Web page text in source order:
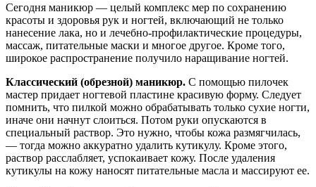
Сегодня маникюр — целый комплекс мер по сохранению
красоты и здоровья рук и ногтей, включающий не только
нанесение лака, но и лечебно-профилактические процедуры,
массаж, питательные маски и многое другое. Кроме того,
широкое распространение получило наращивание ногтей.
Классический (обрезной) маникюр. С помощью пилочек
мастер придает ногтевой пластине красивую форму. Следует
помнить, что пилкой можно обрабатывать только сухие ногти,
иначе они начнут слоиться. Потом руки опускаются в
специальный раствор. Это нужно, чтобы кожа размягчилась,
— тогда можно аккуратно удалить кутикулу. Кроме этого,
раствор расслабляет, успокаивает кожу. После удаления
кутикулы на кожу наносят питательные масла и массируют ее.